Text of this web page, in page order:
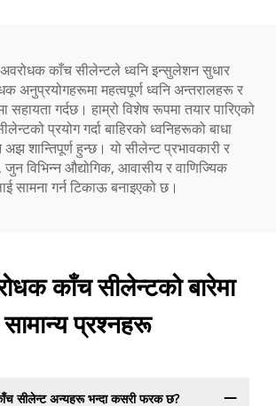
काँच सीलेन्टले ध्वनि इन्सुलेशन सुधार
अनुप्रयोगहरूमा महत्वपूर्ण ध्वनि अन्तरालहरू र
सहायता गर्दछ। हाम्रो विशेष रूपमा तयार पारिएको
प्रयोग गर्दा बाहिरको ध्वनिहरूको बाधा
शान्तिपूर्ण हुन्छ। यो सीलेन्ट प्रभावकारी र
विभिन्न औद्योगिक, आवासीय र वाणिज्यिक
सामना गर्न टिकाऊ बनाइएको छ।
काँच सीलेन्टको बारेमा
सामान्य प्रश्नहरू
सीलेन्ट अन्यहरू भन्दा कसरी फरक छ?